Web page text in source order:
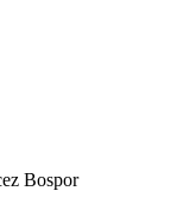
Bospor